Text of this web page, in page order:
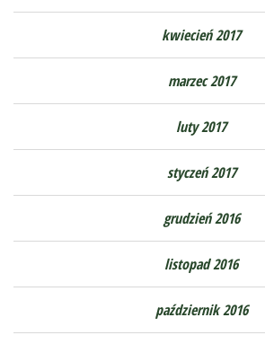
kwiecień 2017
marzec 2017
luty 2017
styczeń 2017
grudzień 2016
listopad 2016
październik 2016